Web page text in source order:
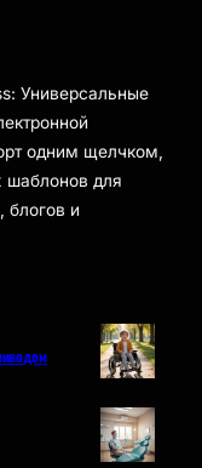
Универсальные
одним щелчком,
шаблонов для
блогов и